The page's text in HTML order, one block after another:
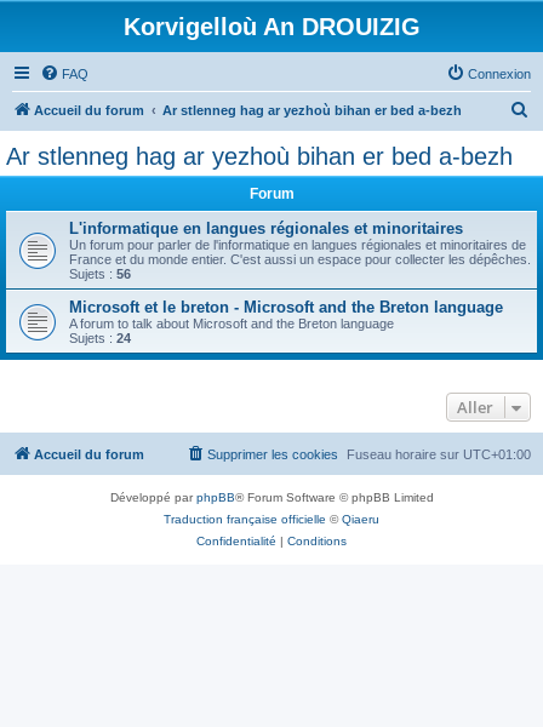
Korvigelloù An DROUIZIG
FAQ Connexion
Accueil du forum Ar stlenneg hag ar yezhoù bihan er bed a-bezh
Ar stlenneg hag ar yezhoù bihan er bed a-bezh
Forum
L'informatique en langues régionales et minoritaires
Un forum pour parler de l'informatique en langues régionales et minoritaires de
France et du monde entier. C'est aussi un espace pour collecter les dépêches.
Sujets : 56
Microsoft et le breton - Microsoft and the Breton language
A forum to talk about Microsoft and the Breton language
Sujets : 24
Aller
Accueil du forum Fuseau horaire sur UTC+01:00
Supprimer les cookies
Développé parphpBB® Forum Software © phpBB Limited
Traduction française officielle ©Qiaeru
Confidentialité | Conditions